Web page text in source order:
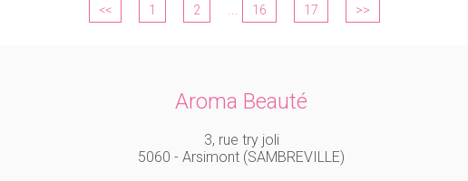
<< 1 2 ... 16 17 >>
Aroma Beauté
3, rue try joli
5060 - Arsimont (SAMBREVILLE)